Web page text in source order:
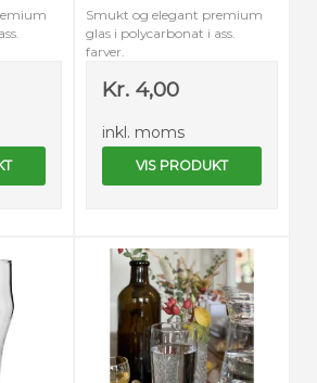
Smukt og elegant premium
glas i polycarbonat i ass.
farver.
Kr. 4,00
inkl. moms
VIS PRODUKT